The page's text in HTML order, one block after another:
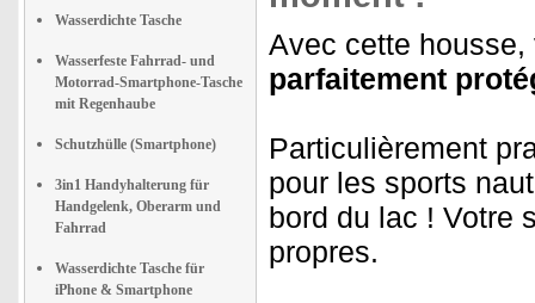
Wasserdichte Tasche
Wasserfeste Fahrrad- und
Motorrad-Smartphone-Tasche
mit Regenhaube
Schutzhülle (Smartphone)
3in1 Handyhalterung für
Handgelenk, Oberarm und
Fahrrad
Wasserdichte Tasche für
iPhone & Smartphone
Avec cette
parfaitement
Particulièrement
pour les sports
bord du lac ! Votre
propres.